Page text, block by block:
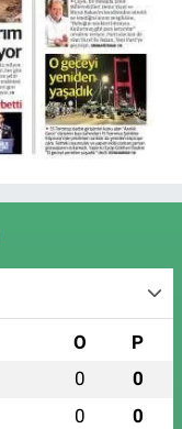
O P
0 0
0 0